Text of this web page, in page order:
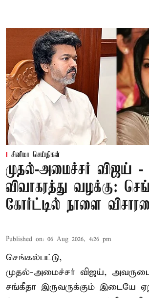
சினிமா செய்திகள்
முதல்-அமைச்சர் விஜய் -
விவாகரத்து வழக்கு:
கோர்ட்டில் நாளை
Published on: 06 Aug 2026, 4:26 pm
செங்கல்பட்டு,
முதல்-அமைச்சர் விஜய்,
சங்கீதா இருவருக்கும் இடையே